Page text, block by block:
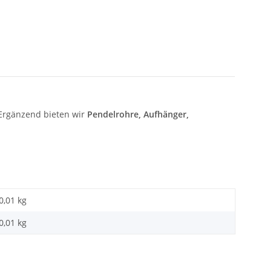
bieten wir Pendelrohre, Aufhänger,
kg
kg